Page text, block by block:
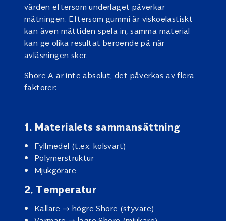
värden eftersom underlaget påverkar
mätningen. Eftersom gummi är viskoelastiskt
kan även mättiden spela in, samma material
kan ge olika resultat beroende på när
avläsningen sker.
Shore A är inte absolut, det påverkas av flera
faktorer:
1. Materialets sammansättning
Fyllmedel (t.ex. kolsvart)
Polymerstruktur
Mjukgörare
2. Temperatur
Kallare → högre Shore (styvare)